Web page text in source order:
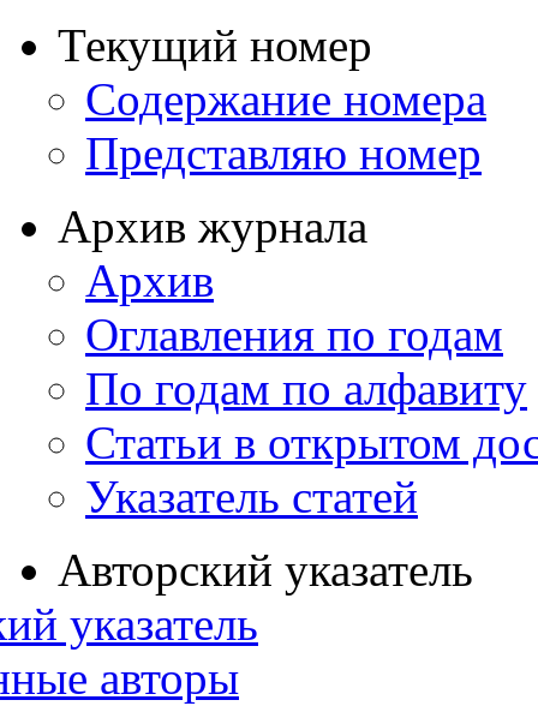
Текущий номер
Содержание номера
Представляю номер
Архив журнала
Архив
Оглавления по годам
По годам по алфавиту
Статьи в открытом
Указатель статей
Авторский указатель
указатель
авторы